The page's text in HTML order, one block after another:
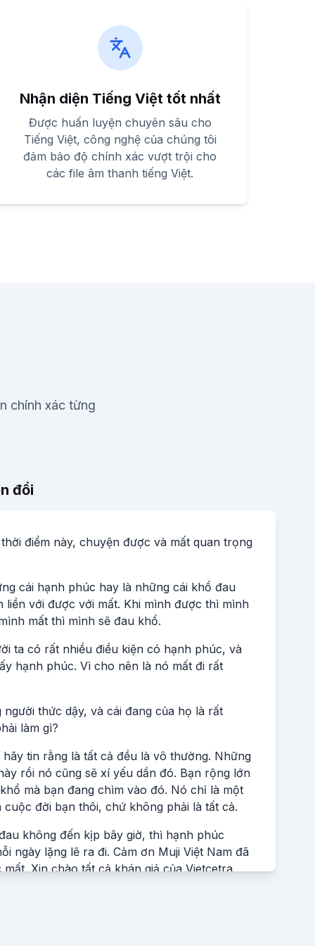
Nhận diện Tiếng Việt tốt nhất
Được huấn luyện chuyên sâu cho
Tiếng Việt, công nghệ của chúng tôi
đảm bảo độ chính xác vượt trội cho
các file âm thanh tiếng Việt.
chính xác từng
đổi
điểm này, chuyện được và mất quan trọng
cái hạnh phúc hay là những cái khổ đau
liền với được với mất. Khi mình được thì mình
mất thì mình sẽ đau khổ.
ta có rất nhiều điều kiện có hạnh phúc, và
hạnh phúc. Vì cho nên là nó mất đi rất
người thức dậy, và cái đang của họ là rất
làm gì?
hãy tin rằng là tất cả đều là vô thường. Những
rồi nó cũng sẽ xí yếu dần đó. Bạn rộng lớn
mà bạn đang chìm vào đó. Nó chỉ là một
đời bạn thôi, chứ không phải là tất cả.
không đến kịp bây giờ, thì hạnh phúc
ngày lặng lẽ ra đi. Cảm ơn Muji Việt Nam đã
Xin chào tất cả khán giả của Vietcetra.